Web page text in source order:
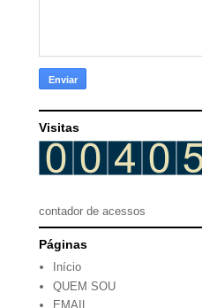
Visitas
contador de acessos
Páginas
Início
QUEM SOU
EMAIL